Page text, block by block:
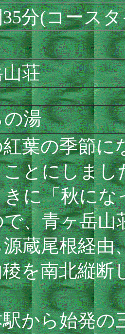
分(コース
荘
湯
葉の季節に
とにしまし
に「秋にな
、青ヶ岳山
蔵尾根経由
を南北縦断
から始発の